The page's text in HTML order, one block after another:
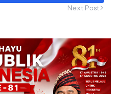
Next Post